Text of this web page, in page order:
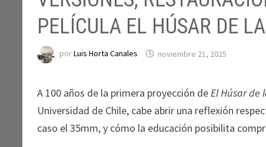
PELÍCULA EL HÚSAR DE
porLuis Horta Canales noviembre 21, 2025
A 100 años de la primera proyección deEl Húsar de
Universidad de Chile, cabe abrir una reflexión
caso el 35mm, y cómo la educación posibilita